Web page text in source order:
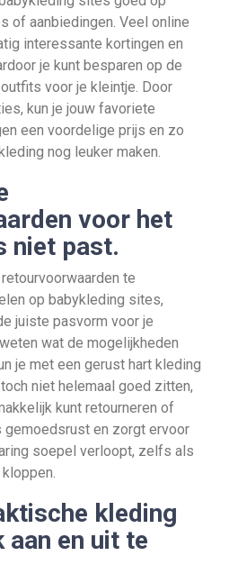
of aanbiedingen. Veel online
interessante kortingen en
je kunt besparen op de
voor je kleintje. Door
kun je jouw favoriete
een voordelige prijs en zo
nog leuker maken.
voor het
niet past.
te
op babykleding sites,
juiste pasvorm voor je
wat de mogelijkheden
je met een gerust hart kleding
niet helemaal goed zitten,
kunt retourneren of
gemoedsrust en zorgt ervoor
soepel verloopt, zelfs als
kleding
en uit te